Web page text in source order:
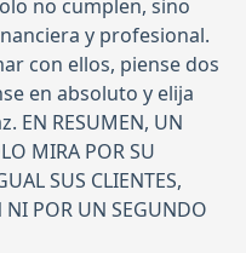
no cumplen, sino
y profesional.
con ellos, piense dos
en absoluto y elija
EN RESUMEN, UN
MIRA POR SU
SUS CLIENTES,
NI POR UN SEGUNDO